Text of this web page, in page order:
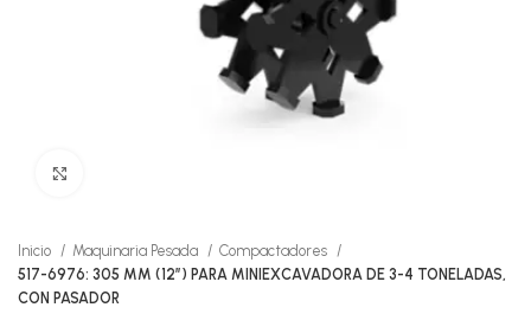
Inicio Maquinaria Pesada
Compactadores
517-6976: 305 MM (12″) PARA MINIEXCAVADORA DE 3-4 TONELADAS,
CON PASADOR